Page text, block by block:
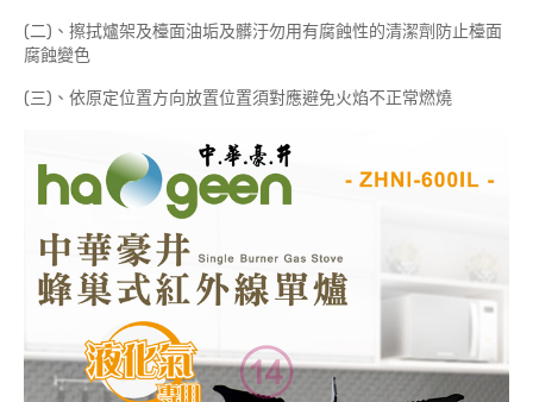
(二)、擦拭爐架及檯面油垢及髒汙勿用有腐蝕性的清潔劑防止檯面
腐蝕變色
(三)、依原定位置方向放置位置須對應避免火焰不正常燃燒